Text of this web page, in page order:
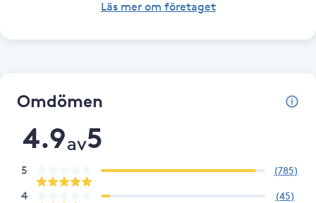
Bröllopsuppsättning
Coachning
Color correction
Cryoterapi
Läs mer om företaget
Omdömen
4.9av5
5 (785)
4 (45)